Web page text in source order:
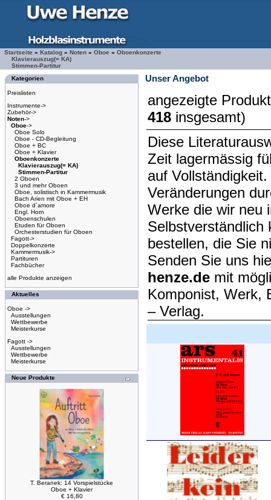
Startseite » Katalog » Noten » Oboe » Oboenkonzerte
Klavierauszug(= KA)
Stimmen-Partitur
Kategorien
Preislisten
Instrumente->
Zubehör->
Noten->
Oboe->
Oboe Solo
Oboe - CD-Begleitung
Oboe + BC
Oboe + Klavier
Oboenkonzerte
Klavierauszug(= KA)
Stimmen-Partitur
2 Oboen
3 und mehr Oboen
Oboe, solistisch in Kammermusik
Bach Arien mit Oboe + EH
Oboe d´amore
Engl. Horn
Oboenschulen
Etuden für Oboen
Orchesterstudien für Oboen
Fagott->
Doppelkonzerte
Kammermusik->
Partituren
Fachbücher
alle Produkte anzeigen
Aktuelles
Oboe ->
Ausstellungen
Wettbewerbe
Meisterkurse
Fagott ->
Ausstellungen
Wettbewerbe
Meisterkurse
Neue Produkte
T. Beranek: 14 Vorspielstücke
Oboe + Klavier
€ 16,80
Unser Angebot
angezeigte
418 insgesamt)
Diese
Zeit lagermässig
auf
Veränderungen
Werke die wir neu
Selbstverständlich
bestellen, die Sie
Senden Sie uns
henze.de mit
Komponist, Werk,
– Verlag.